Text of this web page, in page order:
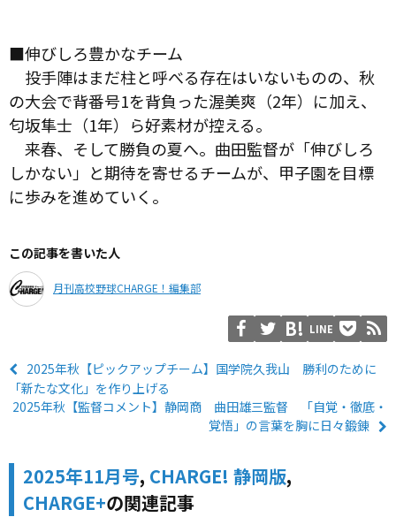
■伸びしろ豊かなチーム
投手陣はまだ柱と呼べる存在はいないものの、秋
の大会で背番号1を背負った渥美爽（2年）に加え、
匂坂隼士（1年）ら好素材が控える。
来春、そして勝負の夏へ。曲田監督が「伸びしろ
しかない」と期待を寄せるチームが、甲子園を目標
に歩みを進めていく。
この記事を書いた人
月刊高校野球CHARGE！編集部
LINE
2025年秋【ピックアップチーム】国学院久我山 勝利のために
「新たな文化」を作り上げる
2025年秋【監督コメント】静岡商 曲田雄三監督 「自覚・徹底・
覚悟」の言葉を胸に日々鍛錬
2025年11月号, CHARGE! 静岡版,
CHARGE+の関連記事